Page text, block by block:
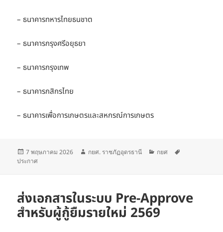
– ธนาคารทหารไทยธนชาต
– ธนาคารกรุงศรีอยุธยา
– ธนาคารกรุงเทพ
– ธนาคารกสิกรไทย
– ธนาคารเพื่อการเกษตรและสหกรณ์การเกษตร
เขียน
เมื่อ
7 พฤษภาคม 2026
ผู้
กยศ. ราชภัฏอุดรธานี
หมวด
กยศ
ประกาศ
ส่งเอกสารในระบบ Pre-Approve
สำหรับผู้กู้ยืมรายใหม่ 2569